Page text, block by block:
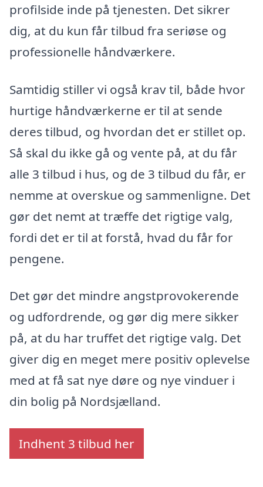
profilside inde på tjenesten. Det sikrer
dig, at du kun får tilbud fra seriøse og
professionelle håndværkere.
Samtidig stiller vi også krav til, både hvor
hurtige håndværkerne er til at sende
deres tilbud, og hvordan det er stillet op.
Så skal du ikke gå og vente på, at du får
alle 3 tilbud i hus, og de 3 tilbud du får, er
nemme at overskue og sammenligne. Det
gør det nemt at træffe det rigtige valg,
fordi det er til at forstå, hvad du får for
pengene.
Det gør det mindre angstprovokerende
og udfordrende, og gør dig mere sikker
på, at du har truffet det rigtige valg. Det
giver dig en meget mere positiv oplevelse
med at få sat nye døre og nye vinduer i
din bolig på Nordsjælland.
Indhent 3 tilbud her